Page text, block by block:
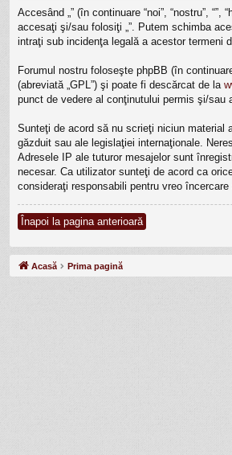
Accesând „” (în continuare “noi”, “nostru”,
accesaţi şi/sau folosiţi „”. Putem schimba
intraţi sub incidenţa legală a acestor termeni
Forumul nostru foloseşte phpBB (în
(abreviată „GPL”) şi poate fi descărcat de la
punct de vedere al conţinutului permis şi/
Sunteţi de acord să nu scrieţi niciun material
găzduit sau ale legislaţiei internaţionale.
Adresele IP ale tuturor mesajelor sunt
necesar. Ca utilizator sunteţi de acord ca
consideraţi responsabili pentru vreo
Înapoi la pagina anterioară
Acasă Prima pagină